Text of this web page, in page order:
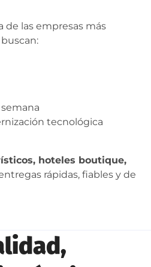
de las empresas más
tecnológica
hoteles boutique,
rápidas, fiables y de